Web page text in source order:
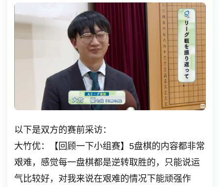
以下是双方的赛前采访：
大竹优：【回顾一下小组赛】5盘棋的内容都非常
艰难，感觉每一盘棋都是逆转取胜的，只能说运
气比较好，对我来说在艰难的情况下能顽强作